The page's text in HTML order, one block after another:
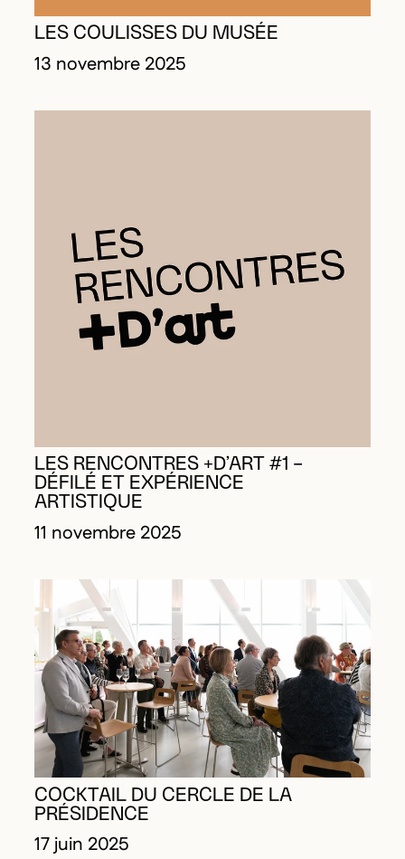
LES COULISSES DU MUSÉE
13 novembre 2025
LES RENCONTRES +D’ART #1 –
DÉFILÉ ET EXPÉRIENCE
ARTISTIQUE
11 novembre 2025
COCKTAIL DU CERCLE DE LA
PRÉSIDENCE
17 juin 2025